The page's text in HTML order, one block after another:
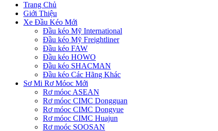
Trang Chủ
Giới Thiệu
Xe Đầu Kéo Mới
Đầu kéo Mỹ International
Đầu kéo Mỹ Freightliner
Đầu kéo FAW
Đầu kéo HOWO
Đầu kéo SHACMAN
Đầu kéo Các Hãng Khác
Sơ Mi Rơ Móoc Mới
Rơ móoc ASEAN
Rơ móoc CIMC Dongguan
Rơ móoc CIMC Dongyue
Rơ móoc CIMC Huajun
Rơ moóc SOOSAN